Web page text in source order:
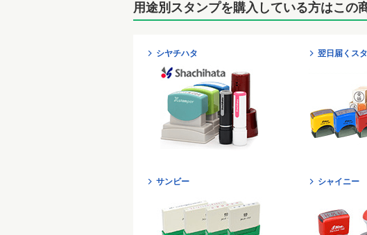
用途別スタンプを購入している方はこの
シヤチハタ 翌日届くス
サンビー シャイニー